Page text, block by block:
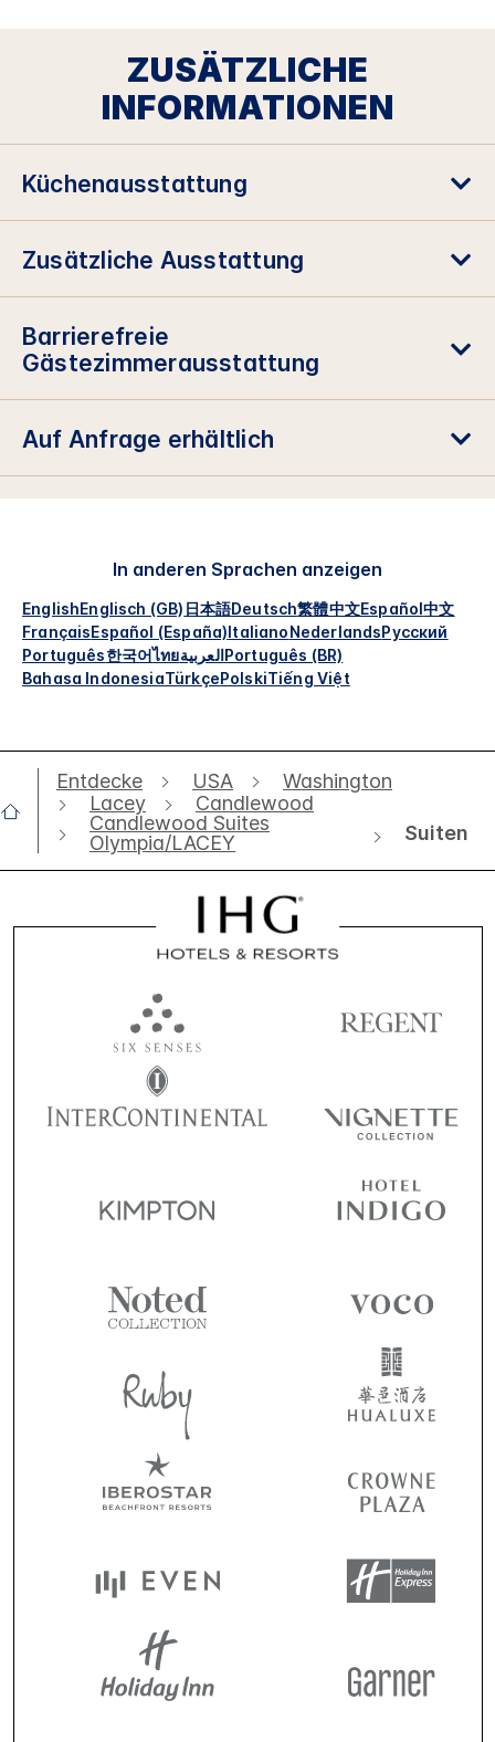
ZUSÄTZLICHE
INFORMATIONEN
Küchenausstattung
Zusätzliche Ausstattung
Barrierefreie
Gästezimmerausstattung
Auf Anfrage erhältlich
In anderen Sprachen anzeigen
EnglishEnglisch (GB) 日本語Deutsch繁體中文Español中文
FrançaisEspañol (España) Italiano NederlandsРусский
Português한국어ไทยالعربية Português (BR)
Bahasa IndonesiaTürkçePolskiTiếng Việt
Entdecke USA
Washington
Lacey
Candlewood
Candlewood Suites
Olympia/LACEY
Suiten